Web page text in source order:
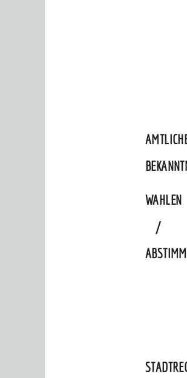
WAHLEN
/
Kinder und Jugendliche
Vermiete doch an deine